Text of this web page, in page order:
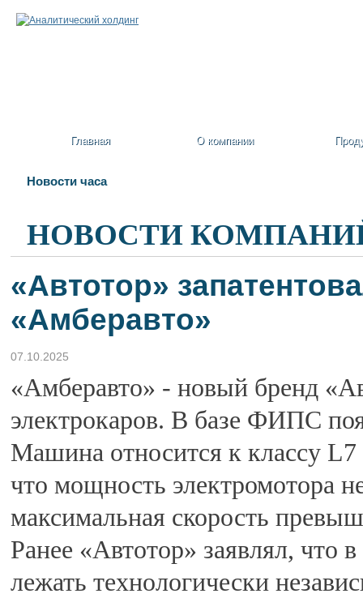
Главная О компании
Новости часа
НОВОСТИ
«Автотор»
«Амберавто»
07.10.2025
«Амберавто» - новый бренд
электрокаров. В базе ФИПС
Машина относится к классу
что мощность электромотора
максимальная скорость
Ранее «Автотор» заявлял, что
лежать технологически